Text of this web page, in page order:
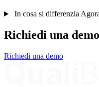
In cosa si differenzia
Richiedi una demo
Richiedi una demo